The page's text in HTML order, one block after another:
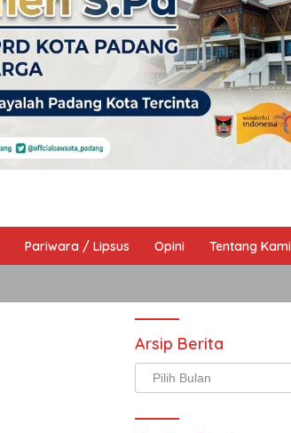
Pariwara / Lipsus Opini Tentang Kami
Arsip Berita
Arsip
Berita